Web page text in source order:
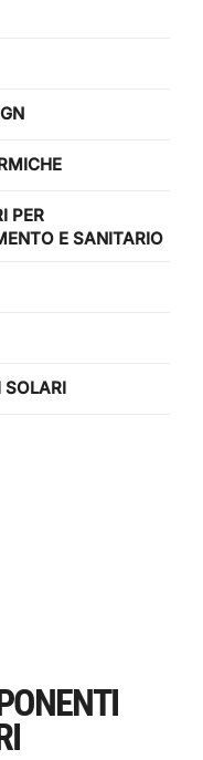
PER
E SANITARIO
SOLARI